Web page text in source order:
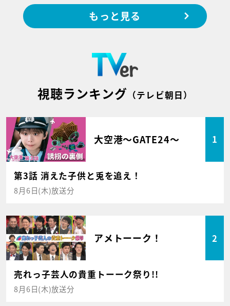
もっと見る
視聴ランキング （テレビ朝日）
大空港～GATE24～ 1
第3話 消えた子供と兎を追え！
8月6日(木)放送分
アメトーーク！ 2
売れっ子芸人の貴重トーーク祭り!!
8月6日(木)放送分